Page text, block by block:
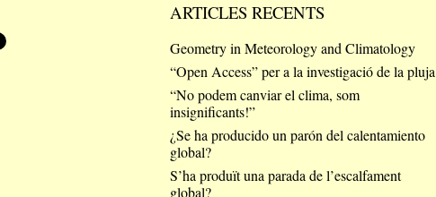
ARTICLES RECENTS
Geometry in Meteorology and Climatology
“Open Access” per a la investigació de la pluja
“No podem canviar el clima, som
insignificants!”
¿Se ha producido un parón del calentamiento
global?
S’ha produït una parada de l’escalfament
global?